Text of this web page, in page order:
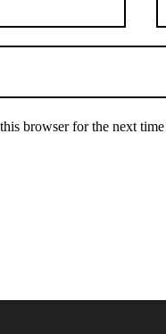
browser for the next